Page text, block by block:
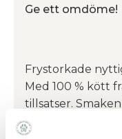
Ge ett omdöme!
Frystorkade
Med 100 % kött
tillsatser.
låta din katt